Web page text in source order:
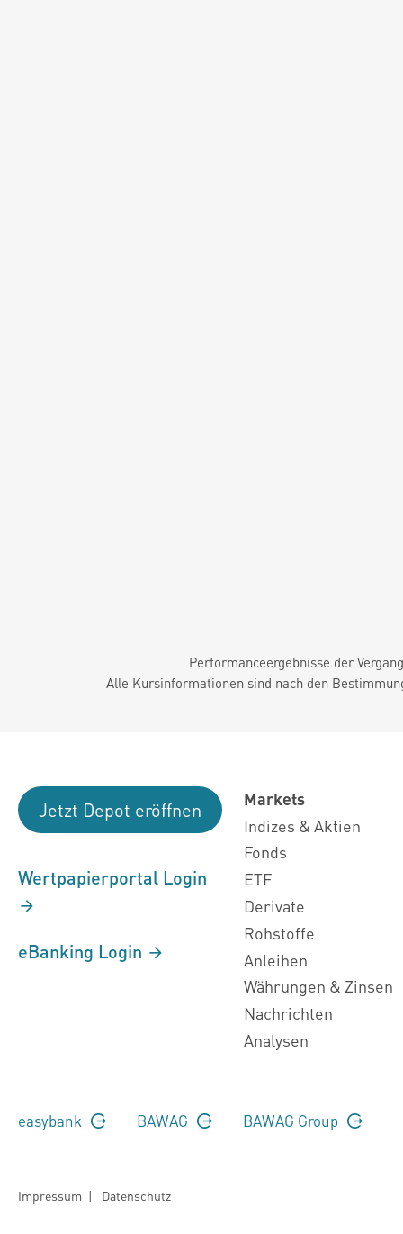
Performanceergebnisse der
Alle Kursinformationen sind nach den
Jetzt Depot eröffnen
Wertpapierportal Login
eBanking Login
Markets
Indizes & Aktien
Fonds
ETF
Derivate
Rohstoffe
Anleihen
Währungen & Zinsen
Nachrichten
Analysen
easybank BAWAG BAWAG Group
Impressum | Datenschutz